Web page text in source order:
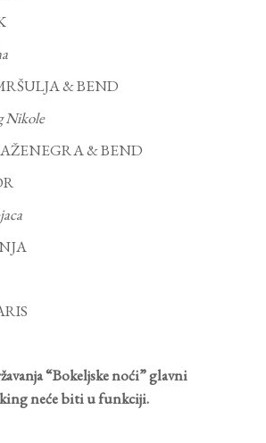
& BEND
Nikole
& BEND
“Bokeljske noći” glavni
neće biti u funkciji.